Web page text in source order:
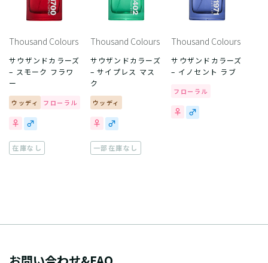
Thousand Colours
サウザンドカラーズ
– スモーク フラワ
ー
ウッディ フローラル
在庫なし
Thousand Colours
サウザンドカラーズ
– サイプレス マス
ク
ウッディ
一部在庫なし
Thousand Colours
サウザンドカラーズ
– イノセント ラブ
フローラル